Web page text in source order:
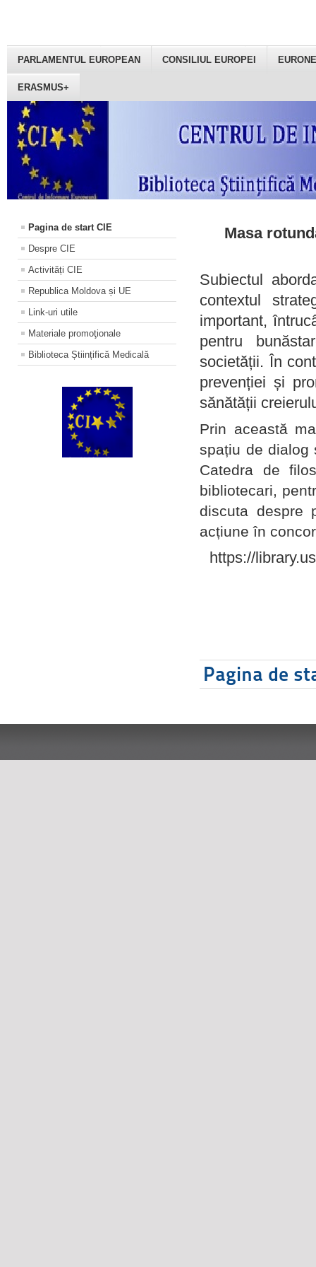
PARLAMENTUL EUROPEAN CONSILIUL EUROPEI
ERASMUS+
Pagina de start CIE
Despre CIE
Activități CIE
Republica Moldova și UE
Link-uri utile
Materiale promoţionale
Biblioteca Științifică Medicală
Masa
Subiectul
contextul
important,
pentru
societății. În
prevenției și
sănătății
Prin această
spațiu de dialog
Catedra de
bibliotecari,
discuta despre
acțiune în
https://
Pagina de